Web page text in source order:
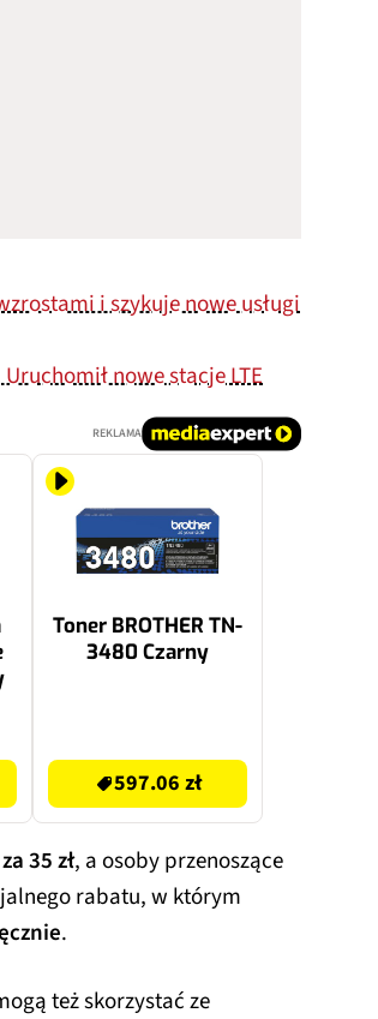
i szykuje nowe usługi
nowe stacje LTE
REKLAMA
Toner BROTHER TN-
3480 Czarny
597.06 zł
za 35 zł, a osoby przenoszące
rabatu, w którym
.
też skorzystać ze